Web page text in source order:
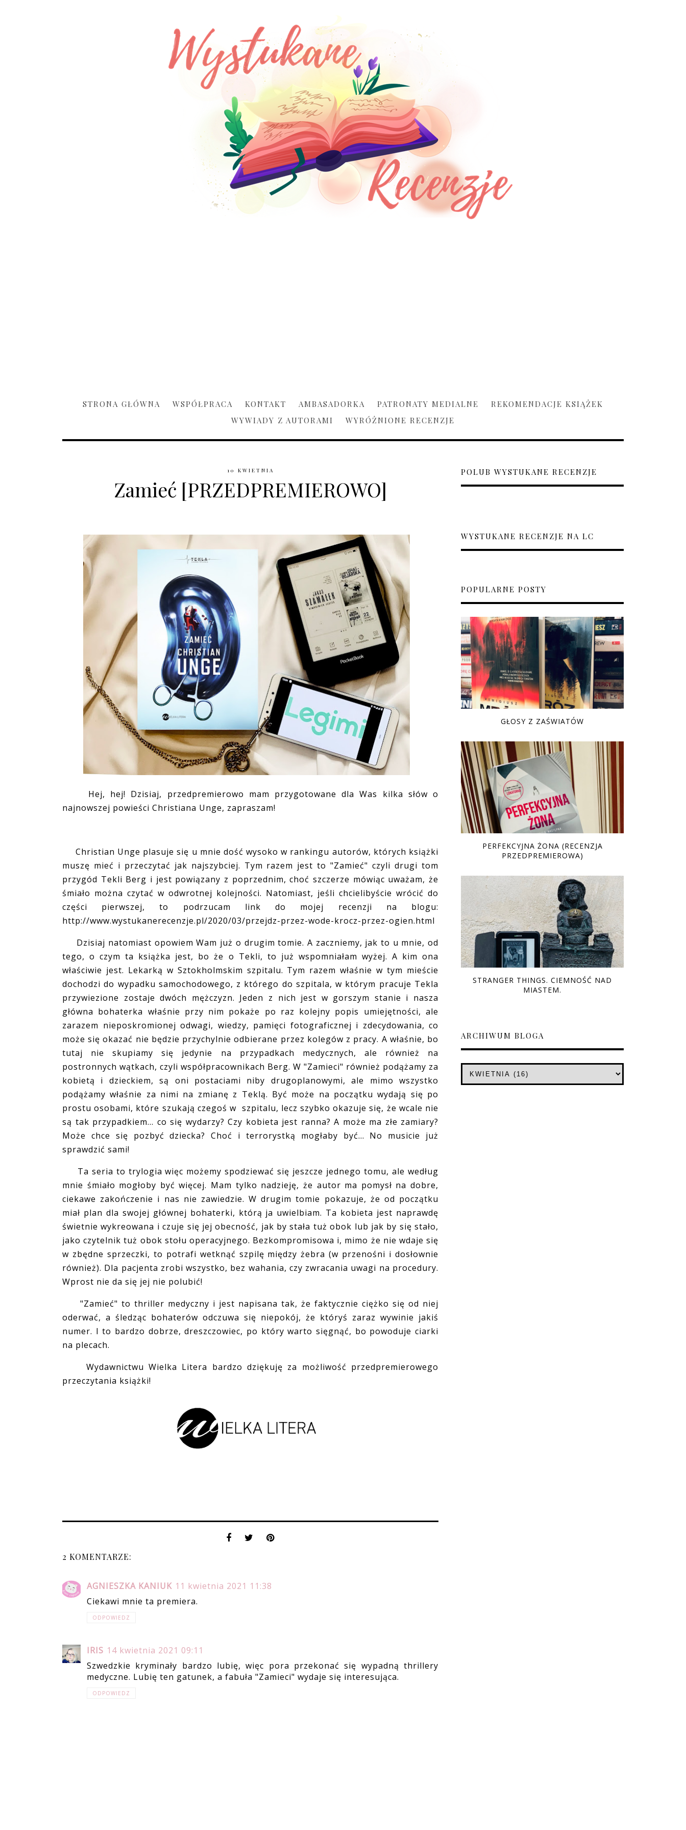
STRONA GŁÓWNA WSPÓŁPRACA KONTAKT AMBASADORKA PATRONATY MEDIALNE
REKOMENDACJE KSIĄŻEK
WYWIADY Z AUTORAMI
WYRÓŻNIONE RECENZJE
10 KWIETNIA
Zamieć [PRZEDPREMIEROWO]
Hej, hej! Dzisiaj, przedpremierowo mam przygotowane dla Was kilka słów o
najnowszej powieści Christiana Unge, zapraszam!
Christian Unge plasuje się u mnie dość wysoko w rankingu autorów, których książki
muszę mieć i przeczytać jak najszybciej. Tym razem jest to "Zamieć" czyli drugi tom
przygód Tekli Berg i jest powiązany z poprzednim, choć szczerze mówiąc uważam, że
śmiało można czytać w odwrotnej kolejności. Natomiast, jeśli chcielibyście wrócić do
części pierwszej, to podrzucam link do mojej recenzji na blogu:
http://www.wystukanerecenzje.pl/2020/03/przejdz-przez-wode-krocz-przez-ogien.html
Dzisiaj natomiast opowiem Wam już o drugim tomie. A zaczniemy, jak to u mnie, od
tego, o czym ta książka jest, bo że o Tekli, to już wspomniałam wyżej. A kim ona
właściwie jest. Lekarką w Sztokholmskim szpitalu. Tym razem właśnie w tym mieście
dochodzi do wypadku samochodowego, z którego do szpitala, w którym pracuje Tekla
przywiezione zostaje dwóch mężczyzn. Jeden z nich jest w gorszym stanie i nasza
główna bohaterka właśnie przy nim pokaże po raz kolejny popis umiejętności, ale
zarazem nieposkromionej odwagi, wiedzy, pamięci fotograficznej i zdecydowania, co
może się okazać nie będzie przychylnie odbierane przez kolegów z pracy. A właśnie, bo
tutaj nie skupiamy się jedynie na przypadkach medycznych, ale również na
postronnych wątkach, czyli współpracownikach Berg. W "Zamieci" również podążamy za
kobietą i dzieckiem, są oni postaciami niby drugoplanowymi, ale mimo wszystko
podążamy właśnie za nimi na zmianę z Teklą. Być może na początku wydają się po
prostu osobami, które szukają czegoś w szpitalu, lecz szybko okazuje się, że wcale nie
są tak przypadkiem... co się wydarzy? Czy kobieta jest ranna? A może ma złe zamiary?
Może chce się pozbyć dziecka? Choć i terrorystką mogłaby być... No musicie już
sprawdzić sami!
Ta seria to trylogia więc możemy spodziewać się jeszcze jednego tomu, ale według
mnie śmiało mogłoby być więcej. Mam tylko nadzieję, że autor ma pomysł na dobre,
ciekawe zakończenie i nas nie zawiedzie. W drugim tomie pokazuje, że od początku
miał plan dla swojej głównej bohaterki, którą ja uwielbiam. Ta kobieta jest naprawdę
świetnie wykreowana i czuje się jej obecność, jak by stała tuż obok lub jak by się stało,
jako czytelnik tuż obok stołu operacyjnego. Bezkompromisowa i, mimo że nie wdaje się
w zbędne sprzeczki, to potrafi wetknąć szpilę między żebra (w przenośni i dosłownie
również). Dla pacjenta zrobi wszystko, bez wahania, czy zwracania uwagi na procedury.
Wprost nie da się jej nie polubić!
"Zamieć" to thriller medyczny i jest napisana tak, że faktycznie ciężko się od niej
oderwać, a śledząc bohaterów odczuwa się niepokój, że któryś zaraz wywinie jakiś
numer. I to bardzo dobrze, dreszczowiec, po który warto sięgnąć, bo powoduje ciarki
na plecach.
Wydawnictwu Wielka Litera bardzo dziękuję za możliwość przedpremierowego
przeczytania książki!
2 KOMENTARZE:
AGNIESZKA KANIUK 11 kwietnia 2021 11:38
Ciekawi mnie ta premiera.
ODPOWIEDZ
IRIS 14 kwietnia 2021 09:11
Szwedzkie kryminały bardzo lubię, więc pora przekonać się wypadną thrillery
medyczne. Lubię ten gatunek, a fabuła "Zamieci" wydaje się interesująca.
ODPOWIEDZ
POLUB WYSTUKANE RECENZJE
WYSTUKANE RECENZJE NA LC
POPULARNE POSTY
GŁOSY Z ZAŚWIATÓW
PERFEKCYJNA ŻONA (RECENZJA
PRZEDPREMIEROWA)
STRANGER THINGS. CIEMNOŚĆ NAD
MIASTEM.
ARCHIWUM BLOGA